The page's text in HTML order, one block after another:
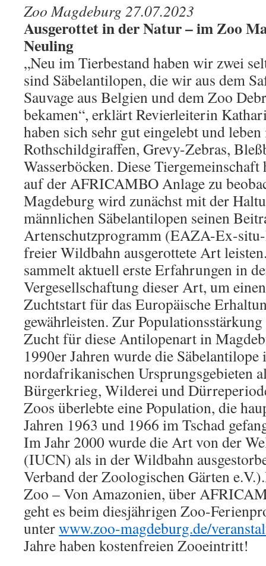
Zoo Magdeburg 27.07.2023
Ausgerottet in der Natur – im Zoo
Neuling
„Neu im Tierbestand haben wir zwei
sind Säbelantilopen, die wir aus dem
Sauvage aus Belgien und dem Zoo
bekamen“, erklärt Revierleiterin
haben sich sehr gut eingelebt und
Rothschildgiraffen, Grevy-Zebras,
Wasserböcken. Diese
auf der AFRICAMBO Anlage zu
Magdeburg wird zunächst mit der
männlichen Säbelantilopen seinen
Artenschutzprogramm (EAZA-Ex-
freier Wildbahn ausgerottete Art
sammelt aktuell erste Erfahrungen in
Vergesellschaftung dieser Art, um
Zuchtstart für das Europäische
gewährleisten. Zur
Zucht für diese Antilopenart in
1990er Jahren wurde die Säbelantilope
nordafrikanischen Ursprungsgebieten
Bürgerkrieg, Wilderei und
Zoos überlebte eine Population, die
Jahren 1963 und 1966 im Tschad
Im Jahr 2000 wurde die Art von der
(IUCN) als in der Wildbahn
Verband der Zoologischen Gärten
Zoo – Von Amazonien, über
geht es beim diesjährigen Zoo-
unterwww.zoo-magdeburg.de/
Jahre haben kostenfreien Zooeintritt!